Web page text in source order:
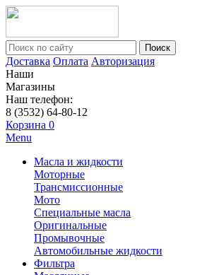
Поиск
Доставка Оплата Авторизация
Наши
Магазины
Наш телефон:
8 (3532) 64-80-12
Корзина 0
Menu
Масла и жидкости
Моторные
Трансмиссионные
Мото
Специальные масла
Оригинальные
Промывочные
Автомобильные жидкости
Фильтра